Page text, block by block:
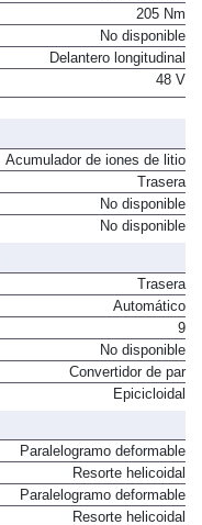
No disponible
205 Nm
No disponible
Delantero longitudinal
48 V
Acumulador de iones de litio
Trasera
No disponible
Trasera
Automático
9
No disponible
Convertidor de par
Paralelogramo deformable
Resorte helicoidal
Paralelogramo deformable